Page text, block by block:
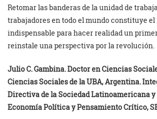
Retomar las banderas de la unidad de
trabajadores en todo el mundo constituye
indispensable para hacer realidad un
reinstale una perspectiva por la revolución.
Julio C. Gambina. Doctor en Ciencias
Ciencias Sociales de la UBA, Argentina.
Directiva de la Sociedad Latinoamericana
Economía Política y Pensamiento Crítico,